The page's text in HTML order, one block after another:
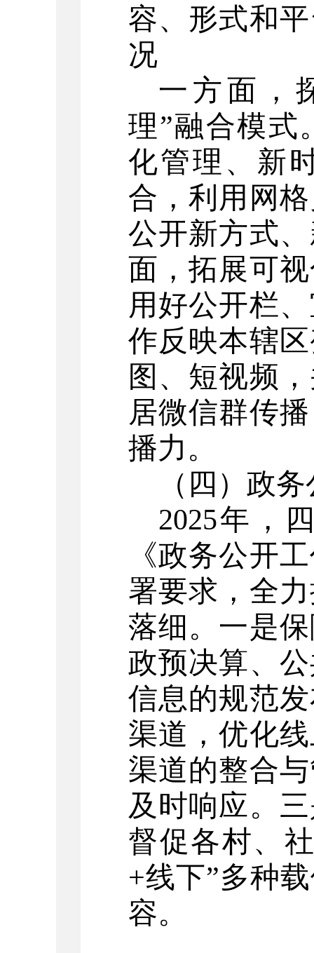
容、形式和
况
一方面，
理”融合模式
化管理、新
合，利用网
公开新方式
面，拓展可
用好公开栏
作反映本辖
图、短视频
居微信群传
播力。
（四）政
2025年，
《政务公开
署要求，全
落细。一是
政预决算、
信息的规范
渠道，优化
渠道的整合
及时响应。
督促各村、
+线下”多种
容。